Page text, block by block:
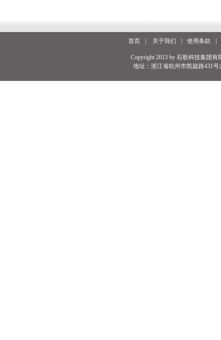
首页 关于我们 使用条款
Copyright 2013 by 石歌科技集团
地址：浙江省杭州市凯旋路431号